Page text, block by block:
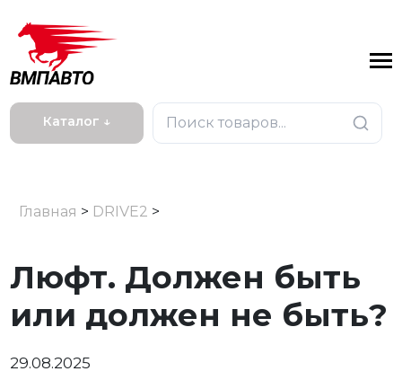
Каталог ↓
Главная > DRIVE2 >
Люфт. Должен быть
или должен не быть?
29.08.2025